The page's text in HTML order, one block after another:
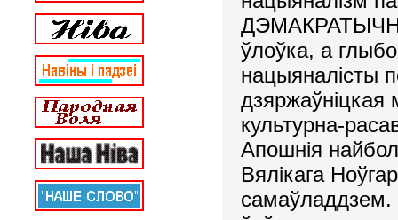
ўлоўка, а
нацыяналісты
культурна-
Апошнія
Вялікага
самаўладдзем.